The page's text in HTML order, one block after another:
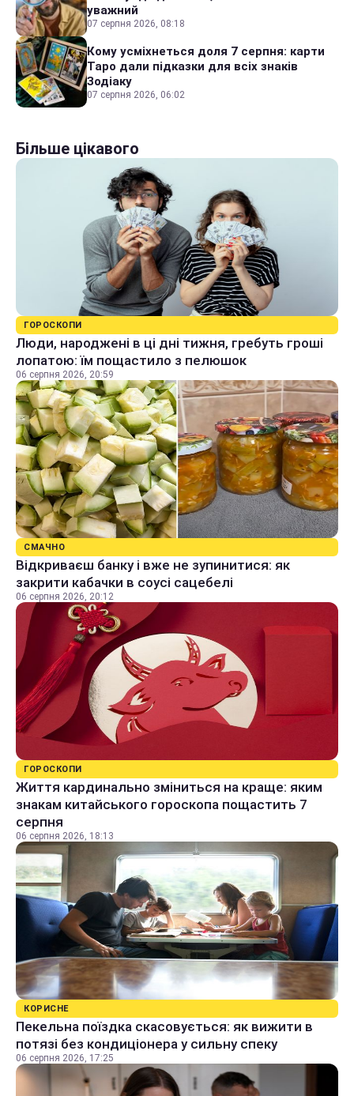
уважний
07 серпня 2026, 08:18
Кому усміхнеться доля 7 серпня: карти
Таро дали підказки для всіх знаків
Зодіаку
07 серпня 2026, 06:02
Більше цікавого
ГОРОСКОПИ
Люди, народжені в ці дні тижня, гребуть гроші
лопатою: їм пощастило з пелюшок
06 серпня 2026, 20:59
СМАЧНО
Відкриваєш банку і вже не зупинитися: як
закрити кабачки в соусі сацебелі
06 серпня 2026, 20:12
ГОРОСКОПИ
Життя кардинально зміниться на краще: яким
знакам китайського гороскопа пощастить 7
серпня
06 серпня 2026, 18:13
КОРИСНЕ
Пекельна поїздка скасовується: як вижити в
потязі без кондиціонера у сильну спеку
06 серпня 2026, 17:25